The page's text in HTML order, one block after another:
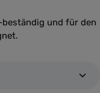
und für den